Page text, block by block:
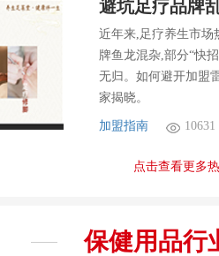
避坑足疗品牌
近年来,足疗养生市场
牌鱼龙混杂,部分“快
无归。如何避开加盟
家揭晓。
加盟指南 10631
点击查看更多
保健用品行